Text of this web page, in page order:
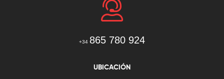
+34 865 780 924
UBICACIÓN